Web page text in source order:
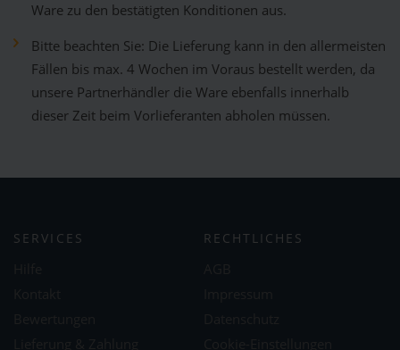
Ware zu den bestätigten Konditionen aus.
Bitte beachten Sie: Die Lieferung kann in den allermeisten
Fällen bis max. 4 Wochen im Voraus bestellt werden, da
unsere Partnerhändler die Ware ebenfalls innerhalb
dieser Zeit beim Vorlieferanten abholen müssen.
SERVICES RECHTLICHES